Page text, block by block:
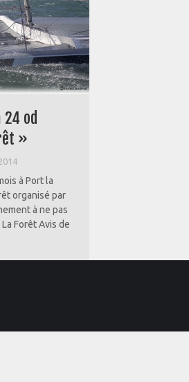
24 od
»
à Port la
organisé par
à ne pas
Forêt Avis de